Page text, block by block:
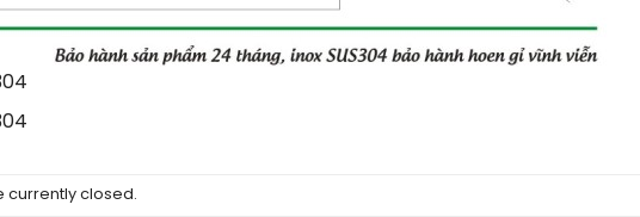
currently closed.